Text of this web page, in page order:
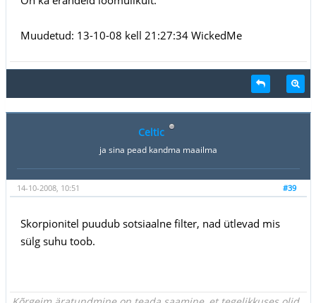
Muudetud: 13-10-08 kell 21:27:34 WickedMe
Celtic
ja sina pead kandma maailma
#39
14-10-2008, 10:51
Skorpionitel puudub sotsiaalne filter, nad ütlevad mis
sülg suhu toob.